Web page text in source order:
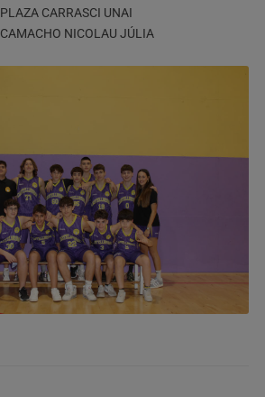
PLAZA CARRASCI UNAI
CAMACHO NICOLAU JÚLIA